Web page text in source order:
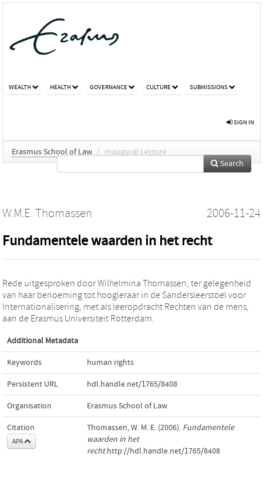
WEALTH HEALTH GOVERNANCE CULTURE SUBMISSIONS
SIGN IN
Erasmus School of Law / Inaugural Lecture
Search
W.M.E. Thomassen 2006-11-24
Fundamentele waarden in het recht
Rede uitgesproken door Wilhelmina Thomassen, ter gelegenheid
van haar benoeming tot hoogleraar in de Sandersleerstoel voor
Internationalisering, met als leeropdracht Rechten van de mens,
aan de Erasmus Universiteit Rotterdam.
Additional Metadata
Keywords human rights
Persistent URL hdl.handle.net/1765/8408
Organisation Erasmus School of Law
Citation
APA
Thomassen, W. M. E. (2006). Fundamentele
waarden in het
recht.http://hdl.handle.net/1765/8408